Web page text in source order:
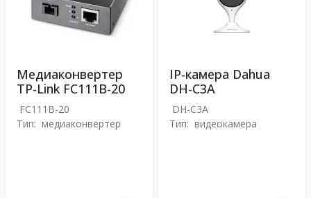
Медиаконвертер
TP-Link FC111B-20
FC111B-20
Тип: медиаконвертер
IP-камера Dahua
DH-C3A
DH-C3A
Тип: видеокамера